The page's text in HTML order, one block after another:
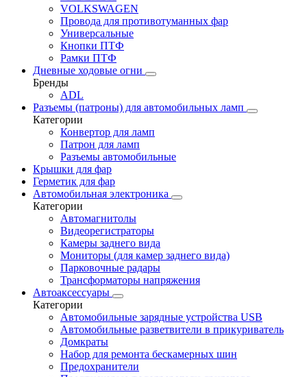
VOLKSWAGEN
Провода для противотуманных фар
Универсальные
Кнопки ПТФ
Рамки ПТФ
Дневные ходовые огни
Бренды
ADL
Разъемы (патроны) для автомобильных ламп
Категории
Конвертор для ламп
Патрон для ламп
Разъемы автомобильные
Крышки для фар
Герметик для фар
Автомобильная электроника
Категории
Автомагнитолы
Видеорегистраторы
Камеры заднего вида
Мониторы (для камер заднего вида)
Парковочные радары
Трансформаторы напряжения
Автоаксессуары
Категории
Автомобильные зарядные устройства USB
Автомобильные разветвители в прикуриватель
Домкраты
Набор для ремонта бескамерных шин
Предохранители